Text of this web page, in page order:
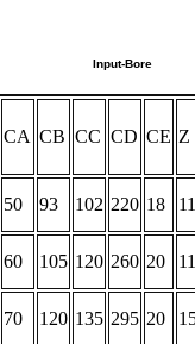
Input-Bore
CA CB CC CD CE Z
50 93 102 220 18 11
60 105 120 260 20 11
70 120 135 295 20